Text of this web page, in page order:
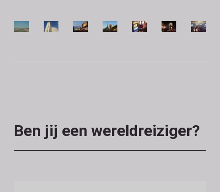
Ben jij een wereldreiziger?